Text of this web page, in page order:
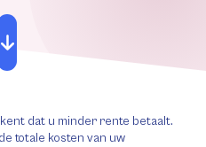
dat u minder rente betaalt.
totale kosten van uw